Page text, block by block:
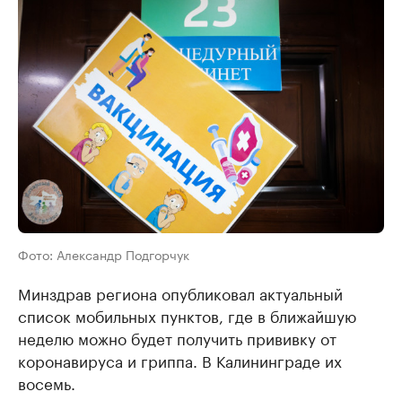
Фото: Александр Подгорчук
Минздрав региона опубликовал актуальный
список мобильных пунктов, где в ближайшую
неделю можно будет получить прививку от
коронавируса и гриппа. В Калининграде их
восемь.